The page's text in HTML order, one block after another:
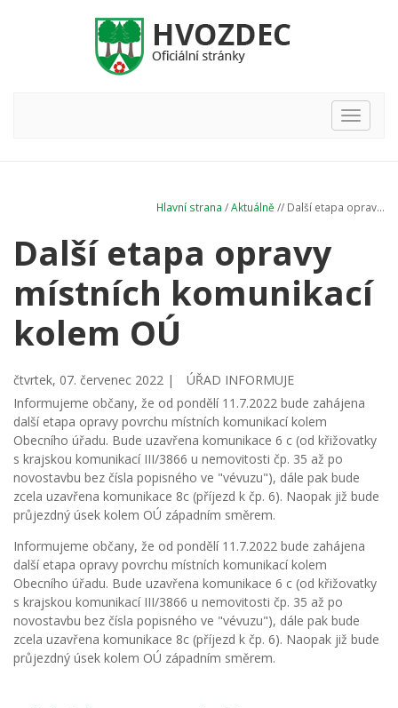
Hlavní
nabídka
Hlavní strana /Aktuálně // Další etapa oprav...
Další etapa opravy
místních komunikací
kolem OÚ
čtvrtek, 07. červenec 2022 |
ÚŘAD INFORMUJE
Informujeme občany, že od pondělí 11.7.2022 bude zahájena
další etapa opravy povrchu místních komunikací kolem
Obecního úřadu. Bude uzavřena komunikace 6 c (od křižovatky
s krajskou komunikací III/3866 u nemovitosti čp. 35 až po
novostavbu bez čísla popisného ve "vévuzu"), dále pak bude
zcela uzavřena komunikace 8c (příjezd k čp. 6). Naopak již bude
průjezdný úsek kolem OÚ západním směrem.
Informujeme občany, že od pondělí 11.7.2022 bude zahájena
další etapa opravy povrchu místních komunikací kolem
Obecního úřadu. Bude uzavřena komunikace 6 c (od křižovatky
s krajskou komunikací III/3866 u nemovitosti čp. 35 až po
novostavbu bez čísla popisného ve "vévuzu"), dále pak bude
zcela uzavřena komunikace 8c (příjezd k čp. 6). Naopak již bude
průjezdný úsek kolem OÚ západním směrem.